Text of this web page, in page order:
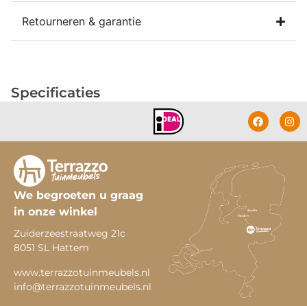
Retourneren & garantie
Specificaties
We begroeten u graag
in onze winkel
Zuiderzeestraatweg 21c
8051 SL Hattem
www.terrazzotuinmeubels.nl
info@terrazzotuinmeubels.nl